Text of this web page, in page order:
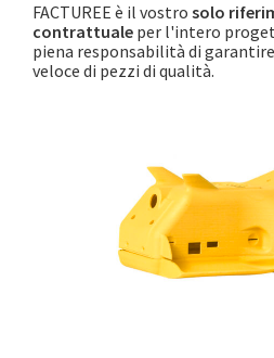
FACTUREE è il vostro solo
contrattuale per l'intero
piena responsabilità di
veloce di pezzi di qualità.